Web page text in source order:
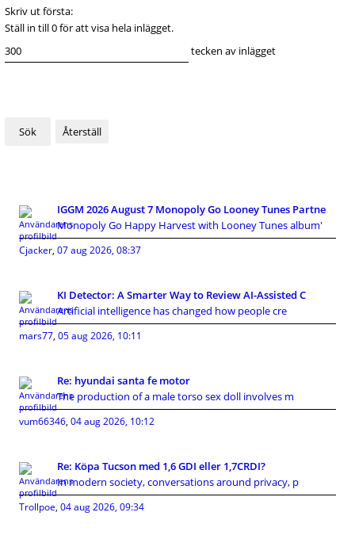
Skriv ut första:
Ställ in till 0 för att visa hela inlägget.
tecken av inlägget
IGGM 2026 August 7 Monopoly Go Looney Tunes Partne
Monopoly Go Happy Harvest with Looney Tunes album'
Cjacker, 07 aug 2026, 08:37
KI Detector: A Smarter Way to Review AI-Assisted C
Artificial intelligence has changed how people cre
mars77, 05 aug 2026, 10:11
Re: hyundai santa fe motor
The production of a male torso sex doll involves m
vum66346, 04 aug 2026, 10:12
Re: Köpa Tucson med 1,6 GDI eller 1,7CRDI?
In modern society, conversations around privacy, p
Trollpoe, 04 aug 2026, 09:34